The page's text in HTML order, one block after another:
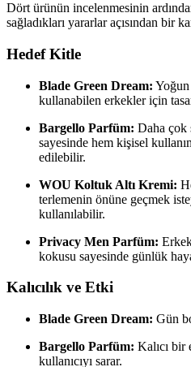
Dört ürünün incelenmesinin
sağladıkları yararlar açısından bir
Hedef Kitle
Blade Green Dream: Yoğun
kullanabilen erkekler için
Bargello Parfüm: Daha çok
sayesinde hem kişisel
edilebilir.
WOU Koltuk Altı Kremi:
terlemenin önüne geçmek
kullanılabilir.
Privacy Men Parfüm:
kokusu sayesinde günlük
Kalıcılık ve Etki
Blade Green Dream: Gün
Bargello Parfüm: Kalıcı bir
kullanıcıyı sarar.